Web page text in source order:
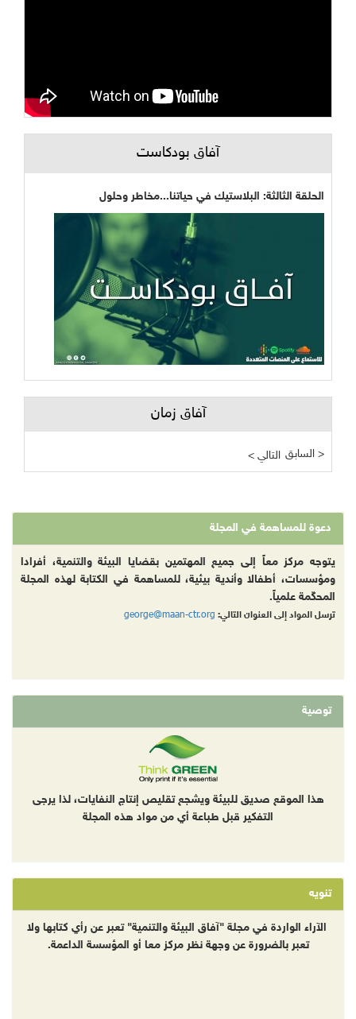
آفاق بودكاست
الحلقة الثالثة: البلاستيك في حياتنا...مخاطر وحلول
آفاق زمان
< التالي السابق >
دعوة للمساهمة في المجلة
يتوجه مركز معاً إلى جميع المهتمين بقضايا البيئة والتنمية، أفرادا
ومؤسسات، أطفالا وأندية بيئية، للمساهمة في الكتابة لهذه المجلة
المحكّمة علمياً.
ترسل المواد إلى العنوان التالي: george@maan-ctr.org
توصية
هذا الموقع صديق للبيئة ويشجع تقليص إنتاج النفايات، لذا يرجى
التفكير قبل طباعة أي من مواد هذه المجلة
تنويه
الآراء الواردة في مجلة "آفاق البيئة والتنمية" تعبر عن رأي كتابها ولا
تعبر بالضرورة عن وجهة نظر مركز معا أو المؤسسة الداعمة.